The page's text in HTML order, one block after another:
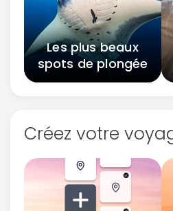
Les plus beaux
spots de plongée
Créez votre